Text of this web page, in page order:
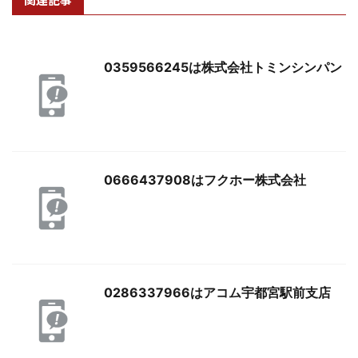
0359566245は株式会社トミンシンパン
0666437908はフクホー株式会社
0286337966はアコム宇都宮駅前支店